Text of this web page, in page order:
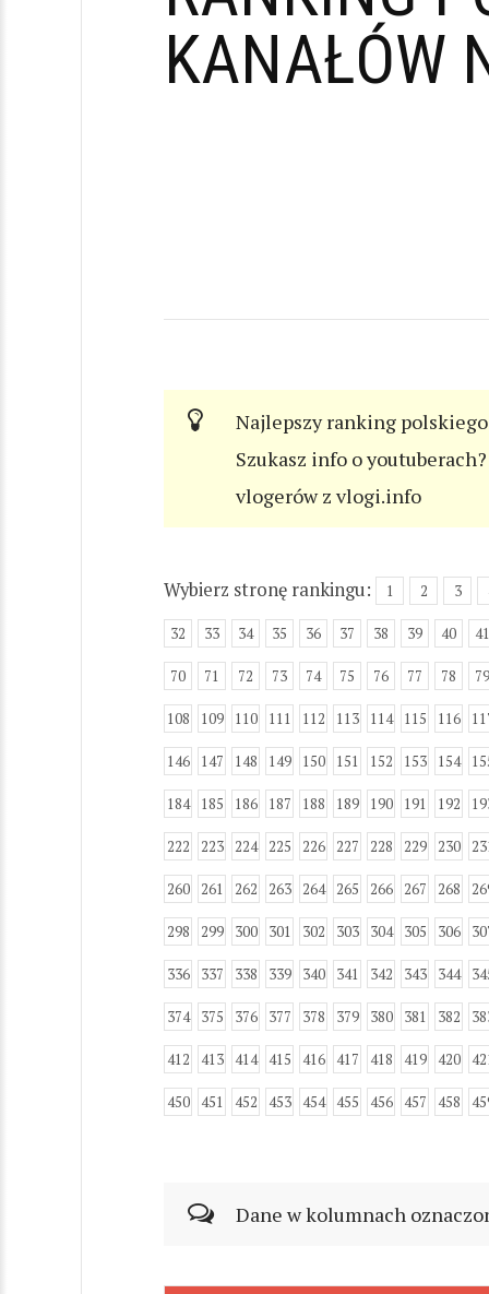
KANAŁÓW
Najlepszy ranking
Szukasz info o
vlogerów z vlogi.info
Wybierz stronę rankingu: 1 2 3
32 33 34 35 36 37 38 39 40 41
70 71 72 73 74 75 76 77 78 79
108 109 110 111 112 113 114 115 116
146 147 148 149 150 151 152 153 154
184 185 186 187 188 189 190 191 192
222 223 224 225 226 227 228 229 230
260 261 262 263 264 265 266 267 268
298 299 300 301 302 303 304 305 306
336 337 338 339 340 341 342 343 344
374 375 376 377 378 379 380 381 382
412 413 414 415 416 417 418 419 420
450 451 452 453 454 455 456 457 458
Dane w kolumnach